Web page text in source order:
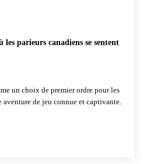
parieurs canadiens se sentent
un choix de premier ordre pour les
aventure de jeu connue et captivante.